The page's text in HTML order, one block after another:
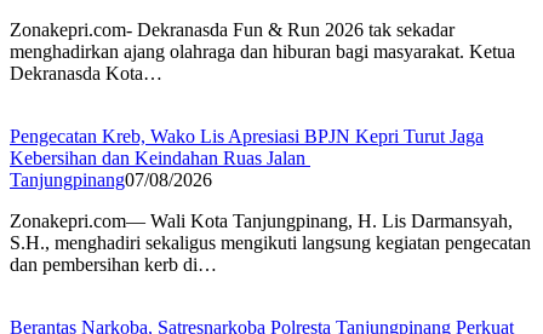
Zonakepri.com- Dekranasda Fun & Run 2026 tak sekadar
menghadirkan ajang olahraga dan hiburan bagi masyarakat. Ketua
Dekranasda Kota…
Pengecatan Kreb, Wako Lis Apresiasi BPJN Kepri Turut Jaga
Kebersihan dan Keindahan Ruas Jalan
Tanjungpinang07/08/2026
Zonakepri.com— Wali Kota Tanjungpinang, H. Lis Darmansyah,
S.H., menghadiri sekaligus mengikuti langsung kegiatan pengecatan
dan pembersihan kerb di…
Berantas Narkoba, Satresnarkoba Polresta Tanjungpinang Perkuat